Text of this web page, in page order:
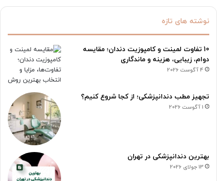
نوشته های تازه
10 تفاوت لمینت و کامپوزیت دندان؛ مقایسه
دوام، زیبایی، هزینه و ماندگاری
4 آگوست 2026
تجهیز مطب دندانپزشکی؛ از کجا شروع کنیم؟
1 آگوست 2026
بهترین دندانپزشکی در تهران
13 جولای 2026